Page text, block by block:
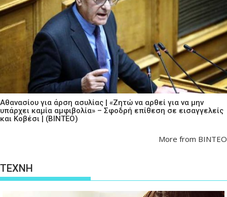
Αθανασίου για άρση ασυλίας | «Ζητώ να αρθεί για να μην
υπάρχει καμία αμφιβολία» – Σφοδρή επίθεση σε εισαγγελείς
και Κοβέσι | (ΒΙΝΤΕΟ)
More from ΒΙΝΤΕΟ
ΤΕΧΝΗ